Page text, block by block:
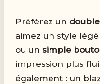
Préférez un
aimez un style
ou unsimple
impression plus
également : un